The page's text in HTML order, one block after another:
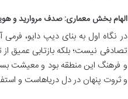
الهام بخش معماری: صدف مروارید و
در نگاه اول به بنای دیپ دایو،
تصادفی نیست؛ بلکه بازتابی عمیق
و فرهنگ این منطقه بود و معیشت
و ثروت پنهان در دل دریاهاست و